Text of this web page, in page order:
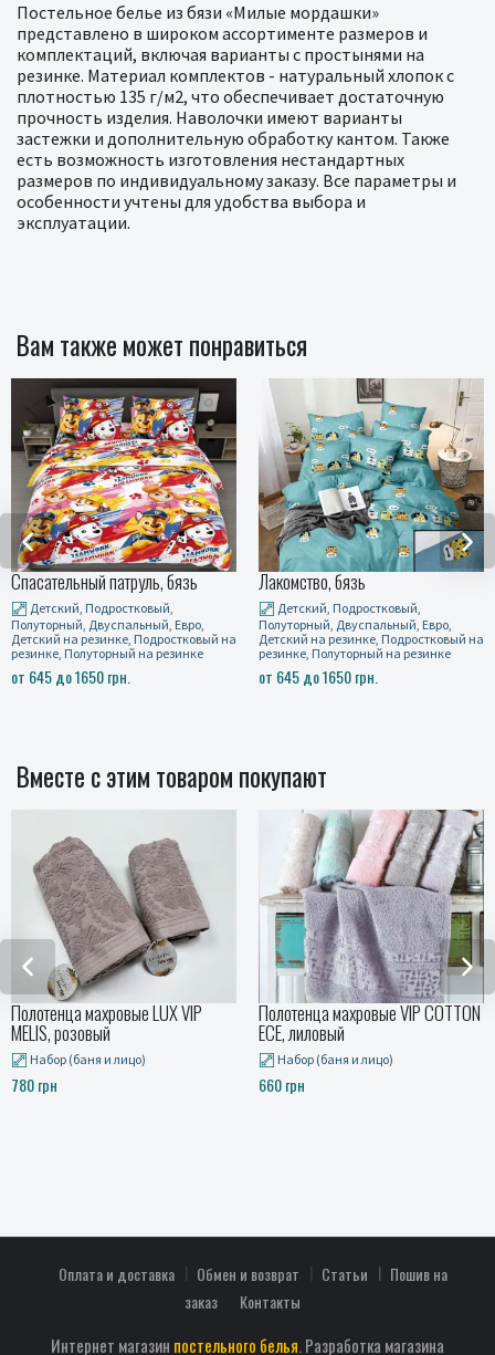
Постельное белье из бязи «Милые мордашки»
представлено в широком ассортименте размеров и
комплектаций, включая варианты с простынями на
резинке. Материал комплектов - натуральный хлопок с
плотностью 135 г/м2, что обеспечивает достаточную
прочность изделия. Наволочки имеют варианты
застежки и дополнительную обработку кантом. Также
есть возможность изготовления нестандартных
размеров по индивидуальному заказу. Все параметры и
особенности учтены для удобства выбора и
эксплуатации.
Вам также может понравиться
Лакомство, бязь
Детский, Подростковый,
Полуторный, Двуспальный, Евро,
Детский на резинке, Подростковый на
резинке, Полуторный на резинке
от 645 до 1650 грн.
Винни салатовый, бязь
Детский, Подростковый,
Полуторный, Двуспальный, Евро,
Детский на резинке, Подростковый
резинке, Полуторный на резинке
от 645 до 1650 грн.
Вместе с этим товаром покупают
Полотенца махровые VIP COTTON
ECE, лиловый
Набор (баня и лицо)
660 грн
Полотенца махровые LUX
COTTON YENI, серый
Набор (баня и лицо)
660 грн
Оплата и доставка Обмен и возврат Статьи
Пошив на
заказ
Контакты
Интернет магазин постельного белья. Разработка магазина